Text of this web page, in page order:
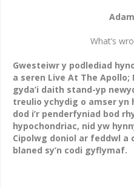
What’s
Gwesteiwr y podlediad
a seren Live At The
gyda’i daith stand-yp
treulio ychydig o amser
dod i’r penderfyniad bod
hypochondriac, nid yw
Cipolwg doniol ar feddwl a
blaned sy’n codi gyflymaf.